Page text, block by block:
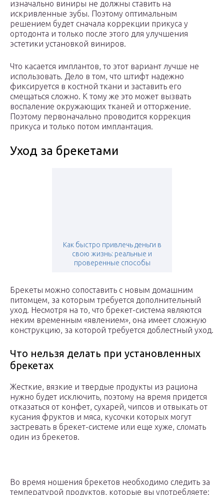
изначально виниры не должны ставить на
искривленные зубы. Поэтому оптимальным
решением будет сначала коррекции прикуса у
ортодонта и только после этого для улучшения
эстетики установкой виниров.
Что касается имплантов, то этот вариант лучше не
использовать. Дело в том, что штифт надежно
фиксируется в костной ткани и заставить его
смещаться сложно. К тому же это может вызвать
воспаление окружающих тканей и отторжение.
Поэтому первоначально проводится коррекция
прикуса и только потом имплантация.
Уход за брекетами
Как быстро привлечь деньги в
свою жизнь: реальные и
проверенные способы
Брекеты можно сопоставить с новым домашним
питомцем, за которым требуется дополнительный
уход. Несмотря на то, что брекет-система являются
неким временным «явлением», она имеет сложную
конструкцию, за которой требуется доблестный уход.
Что нельзя делать при установленных
брекетах
Жесткие, вязкие и твердые продукты из рациона
нужно будет исключить, поэтому на время придется
отказаться от конфет, сухарей, чипсов и отвыкать от
кусания фруктов и мяса, кусочки которых могут
застревать в брекет-системе или еще хуже, сломать
один из брекетов.
Во время ношения брекетов необходимо следить за
температурой продуктов, которые вы употребляете: